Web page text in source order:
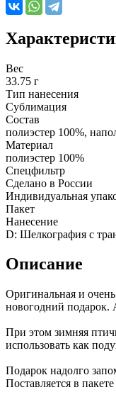
Вес
33.75 г
Тип нанесения
Сублимация
Состав
полиэстер 100%,
Материал
полиэстер 100%
Спецфильтр
Сделано в России
Индивидуальная
Пакет
Нанесение
D: Шелкография с
Описание
Оригинальная и
новогодний подарок.
При этом зимняя
использовать как
Подарок надолго
Поставляется в